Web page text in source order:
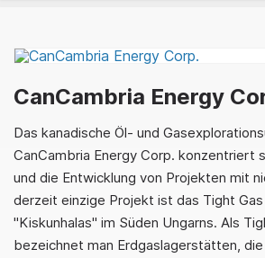
CanCambria Energy
Das kanadische Öl- und
CanCambria Energy Corp. konzentriert
und die Entwicklung von Projekten mit
derzeit einzige Projekt ist das Tight
"Kiskunhalas" im Süden Ungarns. Als
bezeichnet man Erdgaslagerstätten, die